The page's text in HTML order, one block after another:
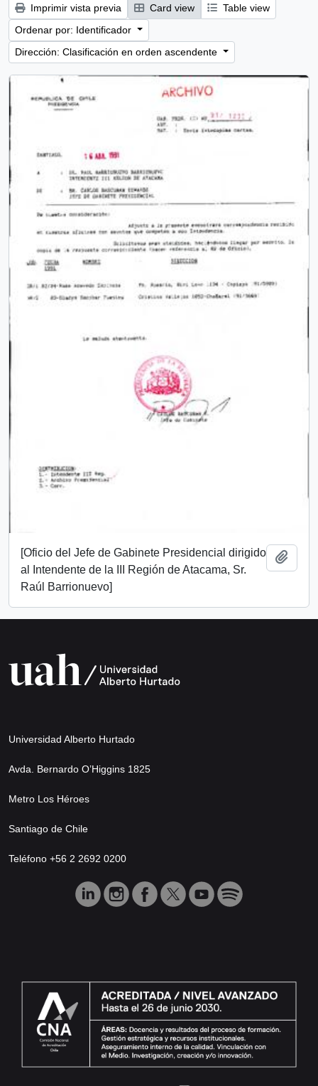
Imprimir vista previa Card view
Table view
Ordenar por: Identificador
Dirección: Clasificación en orden ascendente
[Oficio del Jefe de Gabinete Presidencial dirigido
al Intendente de la III Región de Atacama, Sr.
Raúl Barrionuevo]
Universidad Alberto Hurtado
Avda. Bernardo O’Higgins 1825
Metro Los Héroes
Santiago de Chile
Teléfono +56 2 2692 0200